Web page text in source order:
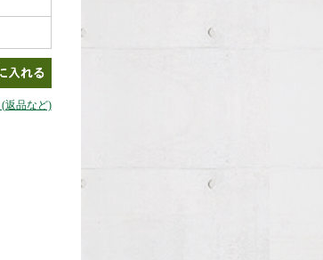
返品など)